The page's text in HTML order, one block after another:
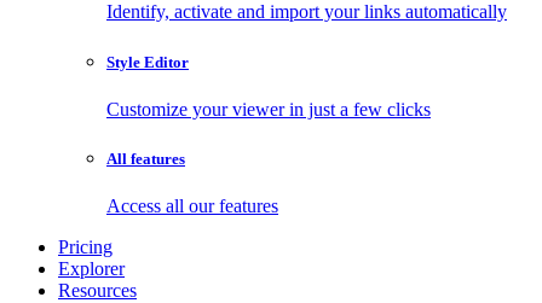
Identify, activate and import your links automatically
Style Editor
Customize your viewer in just a few clicks
All features
Access all our features
Pricing
Explorer
Resources